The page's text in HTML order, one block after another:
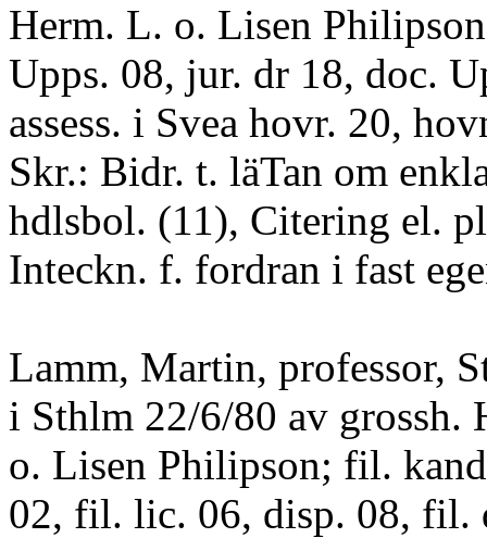
Herm. L. o. Lisen
Upps. 08, jur. dr 18, doc.
assess. i Svea hovr. 20,
Skr.: Bidr. t. läTan om
hdlsbol. (11), Citering el.
Inteckn. f. fordran i fast
Lamm, Martin, professor,
i Sthlm 22/6/80 av grossh.
o. Lisen Philipson; fil.
02, fil. lic. 06, disp. 08, fil.